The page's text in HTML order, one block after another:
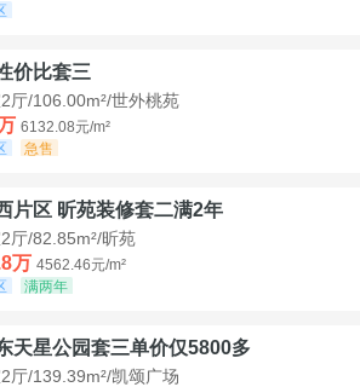
价比套三
厅/106.00m²/世外桃苑
6132.08元/m²
急售
片区 昕苑装修套二满2年
厅/82.85m²/昕苑
万 4562.46元/m²
满两年
天星公园套三单价仅5800多
厅/139.39m²/凯颂广场